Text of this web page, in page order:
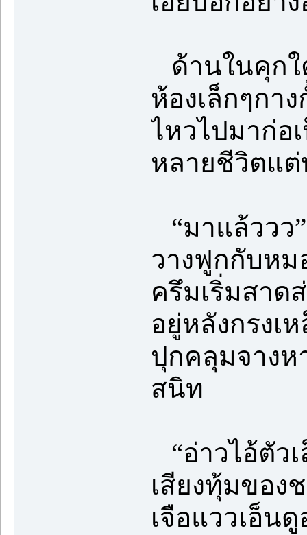
ด้านในคุกใ
ห้องเล็กๆกา
ไหวไปมาก่อ
หลายชีวิตแต่
“มาแล้ววว
วางฟูกกับหม
ครึมเริ่มสาด
อยู่หลังกรงเ
ปุกคลุมจางห
สนิท
“อ่าวไอ้ตัว
เสียงทุ้มของ
เจือแววเอ็น